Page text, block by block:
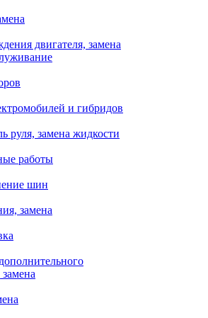
двигателя, замена
и гибридов
руля, замена жидкости
работы
шин
замена